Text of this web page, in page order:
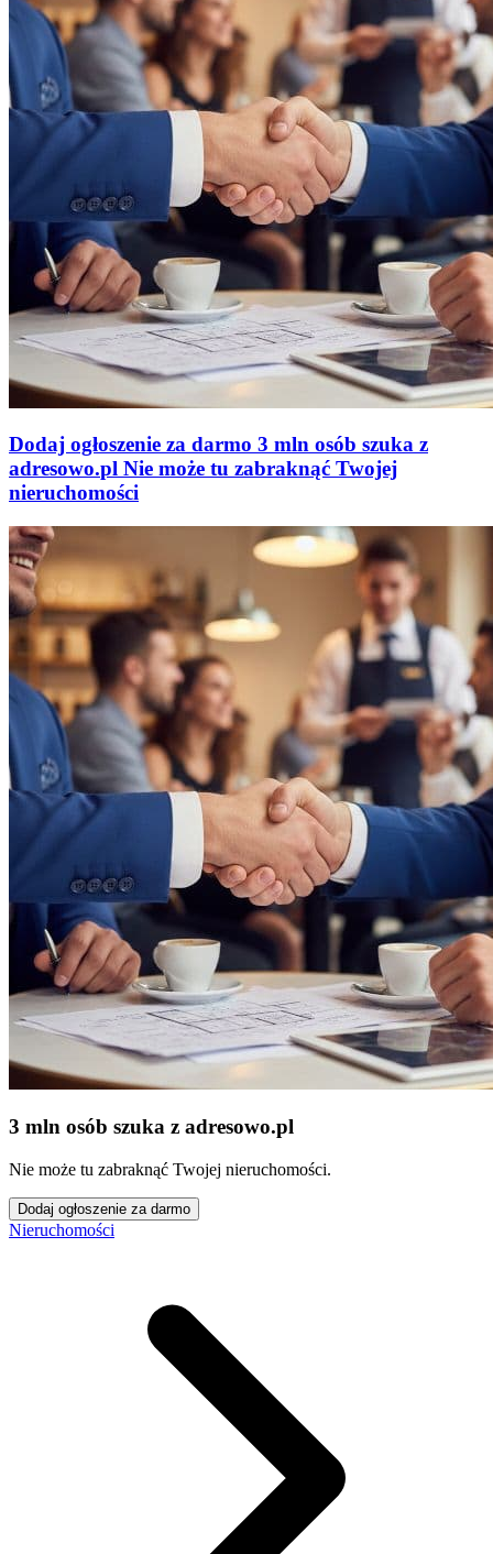
Dodaj ogłoszenie za darmo 3 mln osób szuka z
adresowo.pl Nie może tu zabraknąć Twojej
nieruchomości
3 mln osób szuka z adresowo.pl
Nie może tu zabraknąć Twojej nieruchomości.
Dodaj ogłoszenie za darmo
Nieruchomości